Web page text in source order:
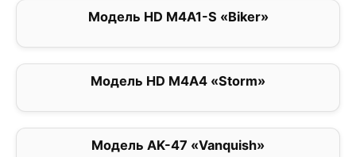
Модель HD M4A1-S «Biker»
Модель HD M4A4 «Storm»
Модель AK-47 «Vanquish»